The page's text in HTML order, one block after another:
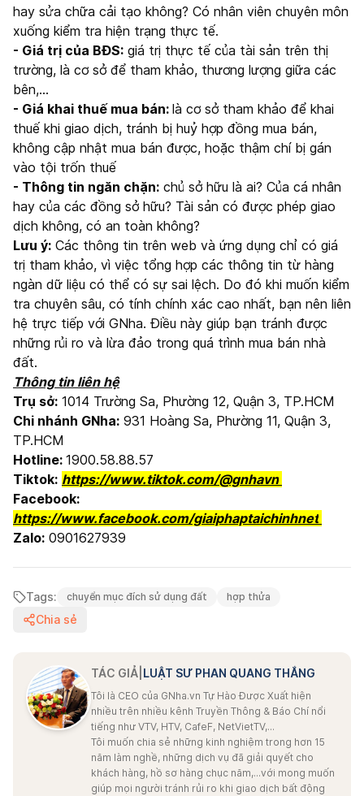
hay sửa chữa cải tạo không? Có nhân viên chuyên môn
xuống kiểm tra hiện trạng thực tế.
- Giá trị của BĐS: giá trị thực tế của tài sản trên thị
trường, là cơ sở để tham khảo, thương lượng giữa các
bên,…
- Giá khai thuế mua bán: là cơ sở tham khảo để khai
thuế khi giao dịch, tránh bị huỷ hợp đồng mua bán,
không cập nhật mua bán được, hoặc thậm chí bị gán
vào tội trốn thuế
- Thông tin ngăn chặn: chủ sở hữu là ai? Của cá nhân
hay của các đồng sở hữu? Tài sản có được phép giao
dịch không, có an toàn không?
Lưu ý: Các thông tin trên web và ứng dụng chỉ có giá
trị tham khảo, vì việc tổng hợp các thông tin từ hàng
ngàn dữ liệu có thể có sự sai lệch. Do đó khi muốn kiểm
tra chuyên sâu, có tính chính xác cao nhất, bạn nên liên
hệ trực tiếp với GNha. Điều này giúp bạn tránh được
những rủi ro và lừa đảo trong quá trình mua bán nhà
đất.
Thông tin liên hệ
Trụ sở: 1014 Trường Sa, Phường 12, Quận 3, TP.HCM
Chi nhánh GNha: 931 Hoàng Sa, Phường 11, Quận 3,
TP.HCM
Hotline: 1900.58.88.57
Tiktok: https://www.tiktok.com/@gnhavn
Facebook:
https://www.facebook.com/giaiphaptaichinhnet
Zalo: 0901627939
Tags: chuyển mục đích sử dụng đất hợp thửa
Chia sẻ
TÁC GIẢ LUẬT SƯ PHAN QUANG THẮNG
Tôi là CEO của GNha.vn Tự Hào Được Xuất hiện
nhiều trên nhiều kênh Truyền Thông & Báo Chí nổi
tiếng như VTV, HTV, CafeF, NetVietTV,...
Tôi muốn chia sẻ những kinh nghiệm trong hơn 15
năm làm nghề, những dịch vụ đã giải quyết cho
khách hàng, hồ sơ hàng chục năm,...với mong muốn
giúp mọi người tránh rủi ro khi giao dịch bất động